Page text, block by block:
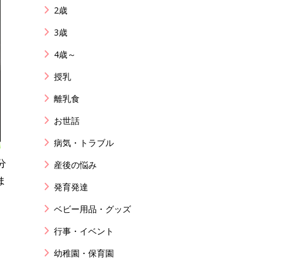
2歳
3歳
4歳～
授乳
離乳食
お世話
病気・トラブル
産後の悩み
発育発達
ベビー用品・グッズ
行事・イベント
幼稚園・保育園